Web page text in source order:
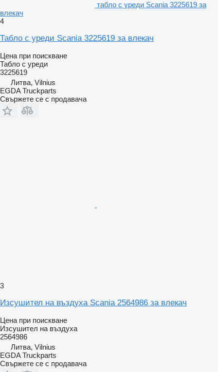
табло с уреди Scania 3225619 за
влекач
4
Табло с уреди Scania 3225619 за влекач
Цена при поискване
Табло с уреди
3225619
Литва, Vilnius
EGDA Truckparts
Свържете се с продавача
3
Изсушител на въздуха Scania 2564986 за влекач
Цена при поискване
Изсушител на въздуха
2564986
Литва, Vilnius
EGDA Truckparts
Свържете се с продавача